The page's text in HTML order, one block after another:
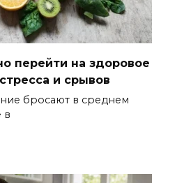
перейти на здоровое
и срывов
бросают в среднем
в